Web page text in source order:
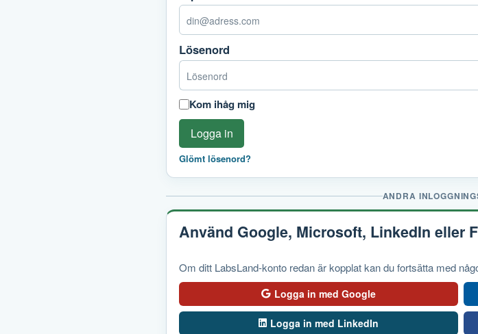
Lösenord
Kom ihåg mig
Logga in
Glömt lösenord?
ANDRA
Använd Google, Microsoft, LinkedIn eller
Om ditt LabsLand-konto redan är kopplat kan du fortsätta med
Logga in med Google
Logga in med LinkedIn